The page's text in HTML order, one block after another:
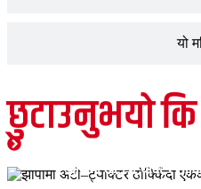
यो
छुटाउनुभयो
मुख्य समाचार
झापामा अटो–ट्याक्टर